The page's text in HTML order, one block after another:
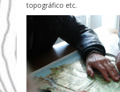
topográfico etc.